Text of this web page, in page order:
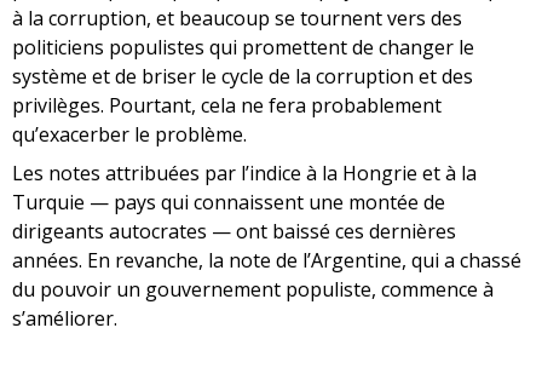
à la corruption, et beaucoup se tournent vers des
politiciens populistes qui promettent de changer le
système et de briser le cycle de la corruption et des
privilèges. Pourtant, cela ne fera probablement
qu’exacerber le problème.
Les notes attribuées par l’indice à la Hongrie et à la
Turquie — pays qui connaissent une montée de
dirigeants autocrates — ont baissé ces dernières
années. En revanche, la note de l’Argentine, qui a chassé
du pouvoir un gouvernement populiste, commence à
s’améliorer.